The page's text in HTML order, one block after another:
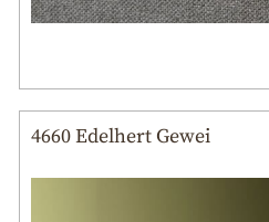
4660 Edelhert Gewei